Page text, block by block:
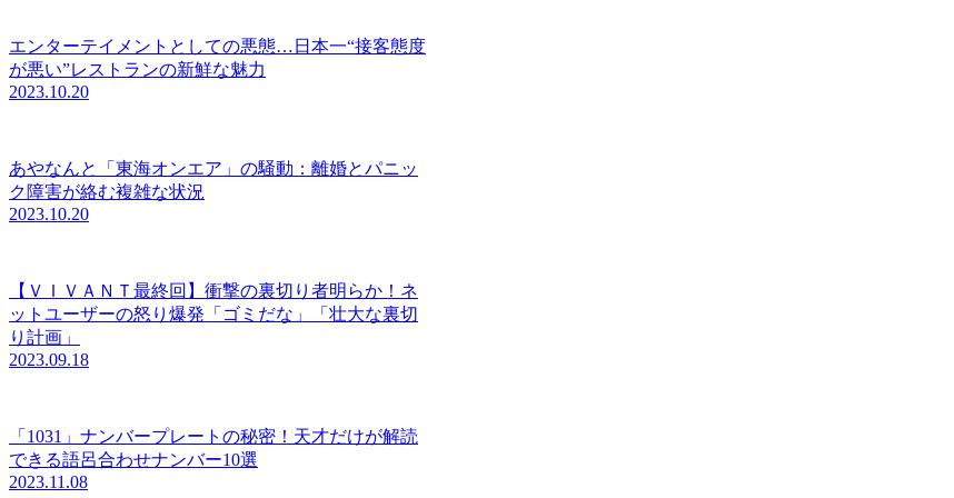
エンターテイメントとしての悪態…日本一“接客態度
が悪い”レストランの新鮮な魅力
2023.10.20
あやなんと「東海オンエア」の騒動：離婚とパニッ
ク障害が絡む複雑な状況
2023.10.20
【ＶＩＶＡＮＴ最終回】衝撃の裏切り者明らか！ネ
ットユーザーの怒り爆発「ゴミだな」「壮大な裏切
り計画」
2023.09.18
「1031」ナンバープレートの秘密！天才だけが解読
できる語呂合わせナンバー10選
2023.11.08